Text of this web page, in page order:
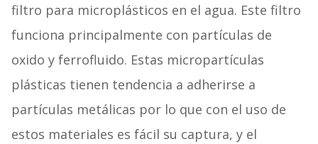
filtro para microplásticos en el agua. Este filtro
funciona principalmente con partículas de
oxido y ferrofluido. Estas micropartículas
plásticas tienen tendencia a adherirse a
partículas metálicas por lo que con el uso de
estos materiales es fácil su captura, y el